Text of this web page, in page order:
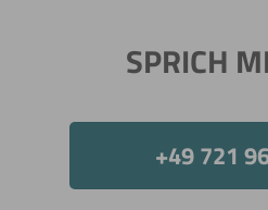
SPRICH
+49 721
Jetzt direkt die